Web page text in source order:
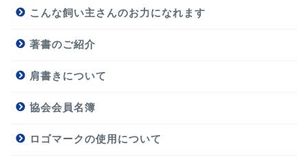
こんな飼い主さんのお力になれます
著書のご紹介
肩書きについて
協会会員名簿
ロゴマークの使用について